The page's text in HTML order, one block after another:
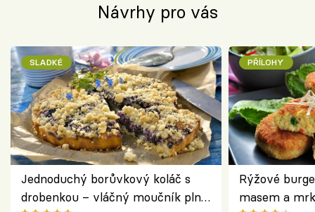
Návrhy pro vás
SLADKÉ
Jednoduchý borůvkový koláč s
drobenkou – vláčný moučník plný
PŘÍLOHY
Rýžové
masem a